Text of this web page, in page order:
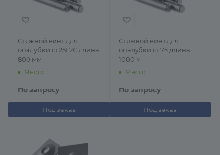
Стяжной винт для
опалубки ст.25Г2С длина
800 мм
Много
По запросу
Под заказ
Стяжной винт для
опалубки ст.76 длина
1000 м
Много
По запросу
Под заказ